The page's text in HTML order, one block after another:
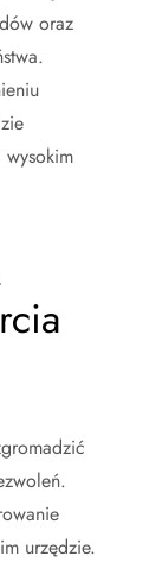
oraz
urzędzie.